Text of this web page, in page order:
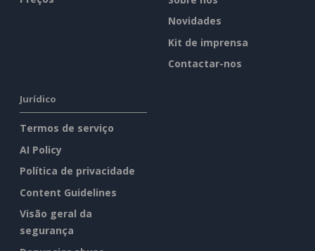
Novidades
Kit de imprensa
Contactar-nos
Jurídico
Termos de serviço
AI Policy
Política de privacidade
Content Guidelines
Visão geral da
segurança